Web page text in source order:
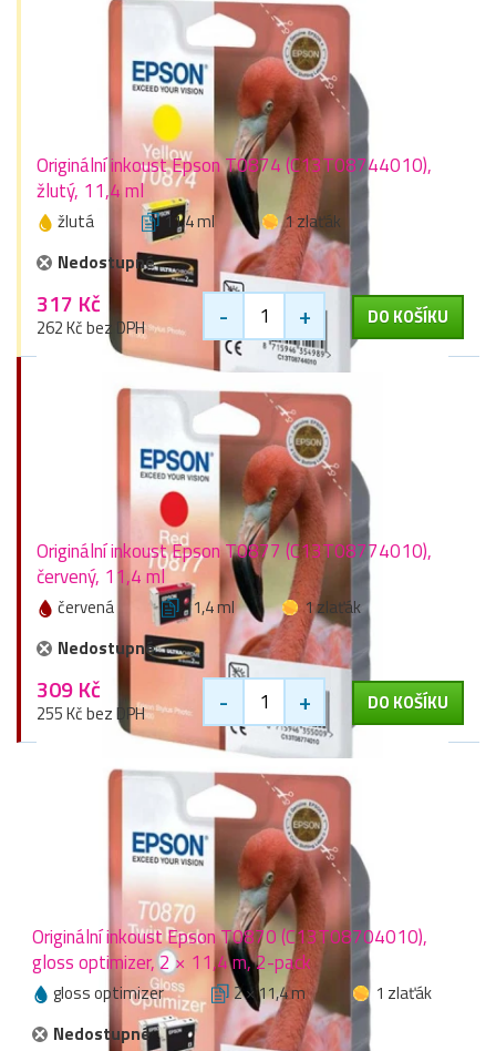
Originální inkoust Epson T0874 (C13T08744010),
žlutý, 11,4 ml
žlutá 11,4 ml
1 zlaťák
Nedostupné
317 Kč
262 Kč bez DPH - + DO KOŠÍKU
Originální inkoust Epson T0877 (C13T08774010),
červený, 11,4 ml
červená 11,4 ml
1 zlaťák
Nedostupné
309 Kč
255 Kč bez DPH - + DO KOŠÍKU
Originální inkoust Epson T0870 (C13T08704010),
gloss optimizer, 2 × 11,4 m, 2-pack
gloss optimizer 2 × 11,4 m
1 zlaťák
Nedostupné